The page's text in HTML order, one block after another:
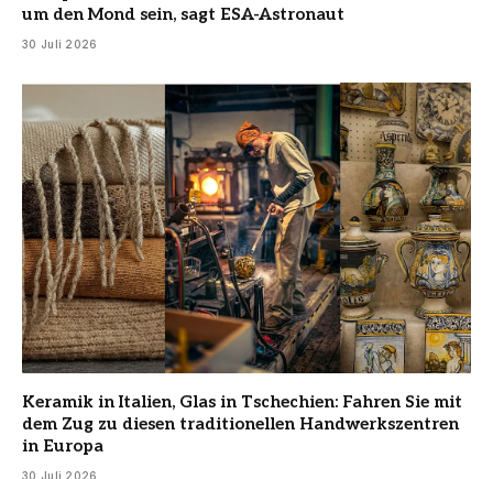
um den Mond sein, sagt ESA-Astronaut
30 Juli 2026
Keramik in Italien, Glas in Tschechien: Fahren Sie mit
dem Zug zu diesen traditionellen Handwerkszentren
in Europa
30 Juli 2026